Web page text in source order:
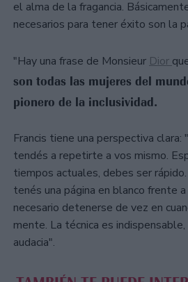
el alma de la fragancia.
necesarios para tener éxito son la
"Hay una frase de Monsieur Dior
son todas las mujeres del
pionero de la inclusividad.
Francis tiene una perspectiva clara:
tendés a repetirte a vos mismo.
tiempos actuales, debes ser
tenés una página en blanco frente
necesario detenerse de vez en
mente. La técnica es
audacia".